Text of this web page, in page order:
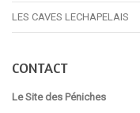
LES CAVES LECHAPELAIS
CONTACT
Le Site des Péniches